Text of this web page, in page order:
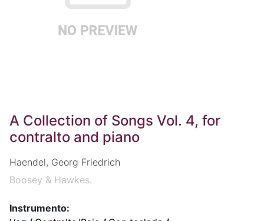
A Collection of Songs Vol. 4, for
contralto and piano
Haendel, Georg Friedrich
Boosey & Hawkes.
Instrumento: